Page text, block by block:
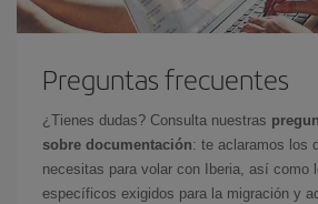
Preguntas frecuentes
¿Tienes dudas? Consulta nuestras
sobre documentación: te aclaramos los
necesitas para volar con Iberia, así como
específicos exigidos para la migración y